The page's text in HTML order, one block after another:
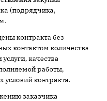
(подрядчика,
контракта без
контактом количества
качества
работы,
условий контракта.
заказчика